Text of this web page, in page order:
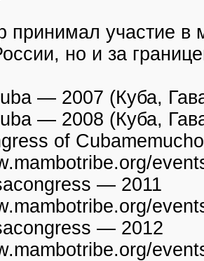
принимал участие в
но и за
— 2007 (Куба,
— 2008 (Куба,
of
— 2011
— 2012